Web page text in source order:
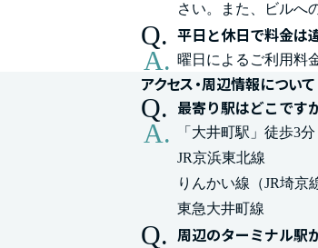
さい。また、ビルへ
平日と休日で料金は
曜日によるご利用料
アクセス・周辺情報について
最寄り駅はどこです
「大井町駅」徒歩3
JR京浜東北線
りんかい線（JR埼京
東急大井町線
周辺のターミナル駅